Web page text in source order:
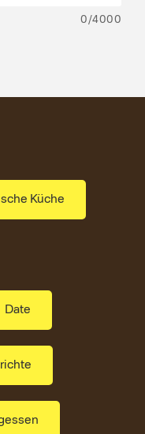
0/4000
Küche
Date